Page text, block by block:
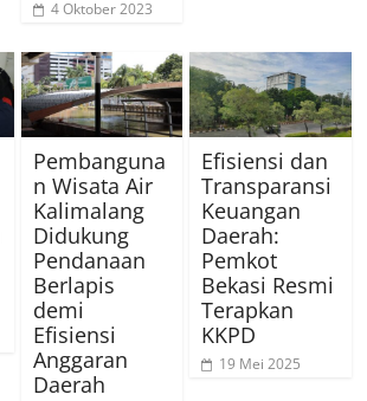
4 Oktober 2023
Pembanguna
n Wisata Air
Kalimalang
Didukung
Pendanaan
Berlapis
demi
Efisiensi
Anggaran
Daerah
Efisiensi dan
Transparansi
Keuangan
Daerah:
Pemkot
Bekasi Resmi
Terapkan
KKPD
19 Mei 2025